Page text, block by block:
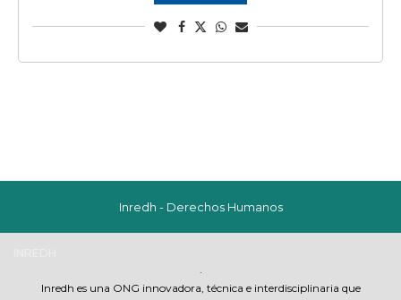
Inredh - Derechos Humanos
Inredh es una ONG innovadora, técnica e interdisciplinaria que